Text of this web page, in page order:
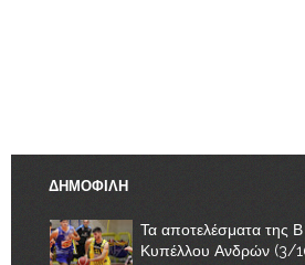
ΔΗΜΟΦΙΛΗ
Τα αποτελέσματα της
Κυπέλλου Ανδρών (3/